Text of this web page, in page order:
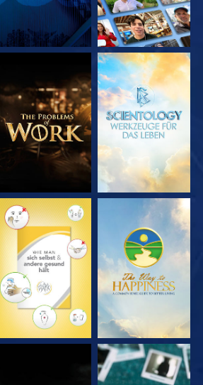
SERIE
ENTDECKEN
SERIE
ENTDECKEN
ANSEHEN ANSEHEN